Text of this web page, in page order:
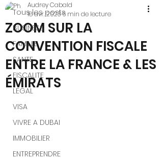
info@vivre-a-dubai.com
Tous les posts
BUSINESS
FAMILLE
SANTE
FISCALITE
LEGAL
VISA
VIVRE A DUBAI
IMMOBILIER
ENTREPRENDRE
ZOOM SUR LA
CONVENTION FISCALE
ENTRE LA FRANCE & LES
ÉMIRATS
Audrey Cabald
18 avr. 20236 min de lecture